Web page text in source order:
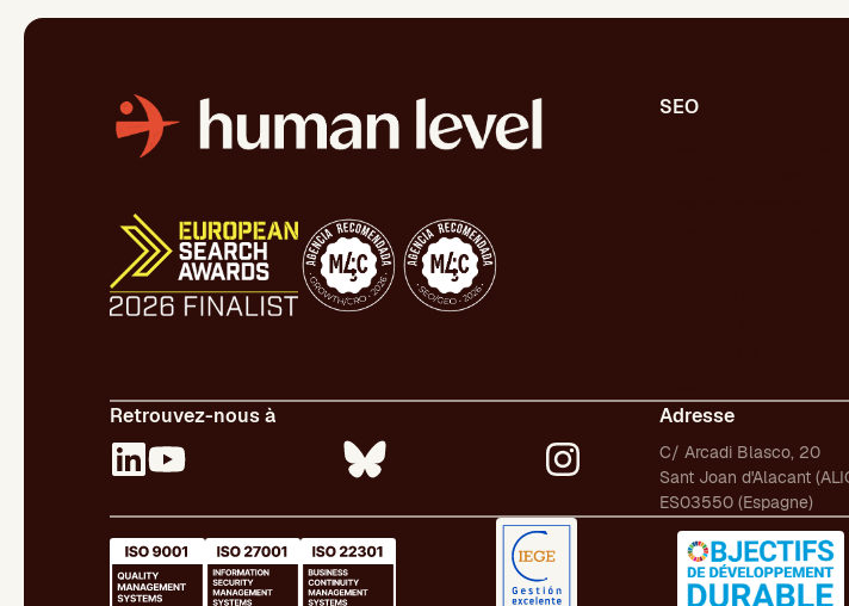
SEO
Retrouvez-nous à Adresse
C/ Arcadi Blasco, 20
Sant Joan d'Alacant
ES03550 (Espagne)